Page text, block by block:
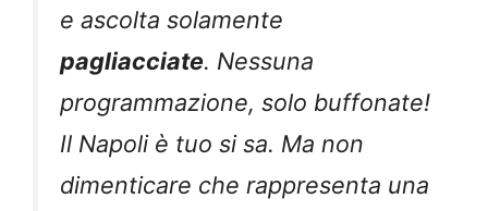
e ascolta solamente
pagliacciate. Nessuna
programmazione, solo buffonate!
Il Napoli è tuo si sa. Ma non
dimenticare che rappresenta una